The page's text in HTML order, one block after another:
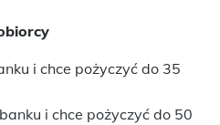
i chce pożyczyć do 35
i chce pożyczyć do 50